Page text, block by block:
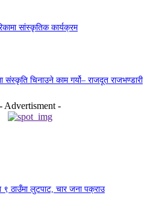
सांस्कृतिक कार्यक्रम
संस्कृति चिनाउने काम गर्यो– राजदूत राजभण्डारी
- Advertisment -
ठाउँमा लुटपाट, चार जना पक्राउ